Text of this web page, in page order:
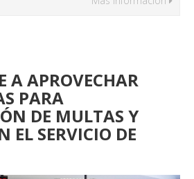
A APROVECHAR
PARA
DE MULTAS Y
EL SERVICIO DE